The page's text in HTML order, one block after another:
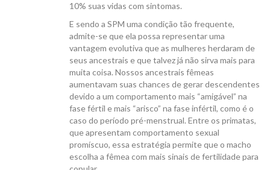
10% suas vidas com sintomas.
E sendo a SPM uma condição tão frequente,
admite-se que ela possa representar uma
vantagem evolutiva que as mulheres herdaram de
seus ancestrais e que talvez já não sirva mais para
muita coisa. Nossos ancestrais fêmeas
aumentavam suas chances de gerar descendentes
devido a um comportamento mais “amigável” na
fase fértil e mais “arisco” na fase infértil, como é o
caso do período pré-menstrual. Entre os primatas,
que apresentam comportamento sexual
promíscuo, essa estratégia permite que o macho
escolha a fêmea com mais sinais de fertilidade para